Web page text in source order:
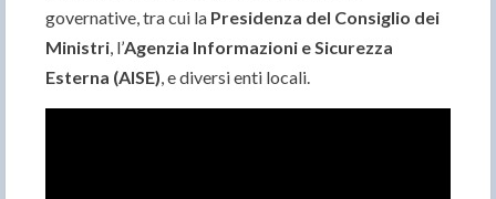
governative, tra cui la Presidenza del Consiglio dei
Ministri, l’Agenzia Informazioni e Sicurezza
Esterna (AISE), e diversi enti locali.